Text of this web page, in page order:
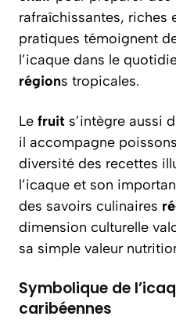
rafraîchissantes, riches
pratiques témoignent
l’icaque dans le
régions tropicales.
Le fruit s’intègre aussi
il accompagne
diversité des recettes
l’icaque et son
des savoirs culinaires
dimension culturelle
sa simple valeur
Symbolique de
caribéennes